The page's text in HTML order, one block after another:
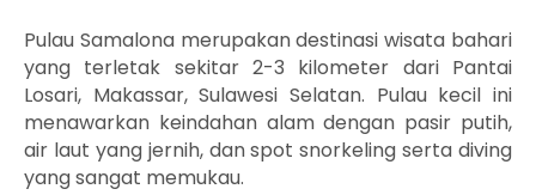
Pulau Samalona merupakan destinasi wisata bahari
yang terletak sekitar 2-3 kilometer dari Pantai
Losari, Makassar, Sulawesi Selatan. Pulau kecil ini
menawarkan keindahan alam dengan pasir putih,
air laut yang jernih, dan spot snorkeling serta diving
yang sangat memukau.